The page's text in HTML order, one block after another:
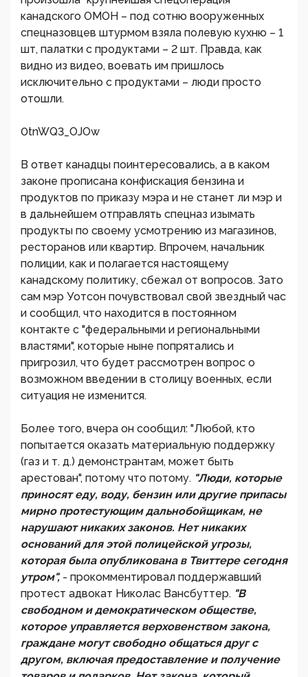
канадского ОМОН – под сотню вооруженных
спецназовцев штурмом взяла полевую кухню – 1
шт, палатки с продуктами – 2 шт. Правда, как
видно из видео, воевать им пришлось
исключительно с продуктами – люди просто
отошли.
0tnWQ3_OJOw
В ответ канадцы поинтересовались, а в каком
законе прописана конфискация бензина и
продуктов по приказу мэра и не станет ли мэр и
в дальнейшем отправлять спецназ изымать
продукты по своему усмотрению из магазинов,
ресторанов или квартир. Впрочем, начальник
полиции, как и полагается настоящему
канадскому политику, сбежал от вопросов. Зато
сам мэр Уотсон почувствовал свой звездный час
и сообщил, что находится в постоянном
контакте с "федеральными и региональными
властями", которые ныне попрятались и
пригрозил, что будет рассмотрен вопрос о
возможном введении в столицу военных, если
ситуация не изменится.
Более того, вчера он сообщил: "Любой, кто
попытается оказать материальную поддержку
(газ и т. д.) демонстрантам, может быть
арестован", потому что потому. "Люди, которые
приносят еду, воду, бензин или другие припасы
мирно протестующим дальнобойщикам, не
нарушают никаких законов. Нет никаких
оснований для этой полицейской угрозы,
которая была опубликована в Твиттере сегодня
утром", - прокомментировал поддержавший
протест адвокат Николас Вансбуттер. "В
свободном и демократическом обществе,
которое управляется верховенством закона,
граждане могут свободно общаться друг с
другом, включая предоставление и получение